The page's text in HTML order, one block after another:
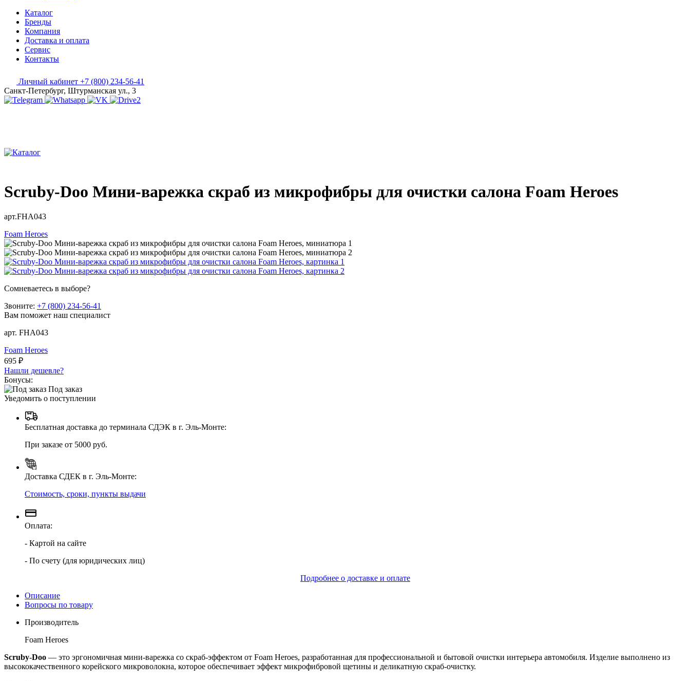
Каталог
Бренды
Компания
Доставка и оплата
Сервис
Контакты
Личный кабинет +7 (800) 234-56-41
Санкт-Петербург, Штурманская ул., 3
Scruby-Doo Мини-варежка скраб из микрофибры для очистки салона Foam Heroes
арт.FHA043
Foam Heroes
Сомневаетесь в выборе?
Звоните: +7 (800) 234-56-41
Вам поможет наш специалист
арт. FHA043
Foam Heroes
695 ₽
Нашли дешевле?
Бонусы:
Под заказ
Уведомить о поступлении
Бесплатная доставка до терминала СДЭК в г. Эль-Монте:
При заказе от 5000 руб.
Доставка СДЕК в г. Эль-Монте:
Стоимость, сроки, пункты выдачи
Оплата:
- Картой на сайте
- По счету (для юридических лиц)
Подробнее о доставке и оплате
Описание
Вопросы по товару
Производитель
Foam Heroes
Scruby-Doo — это эргономичная мини-варежка со скраб-эффектом от Foam Heroes, разработанная для профессиональной и бытовой очистки интерьера автомобиля. Изделие выполнено из
высококачественного корейского микроволокна, которое обеспечивает эффект микрофибровой щетины и деликатную скраб-очистку.